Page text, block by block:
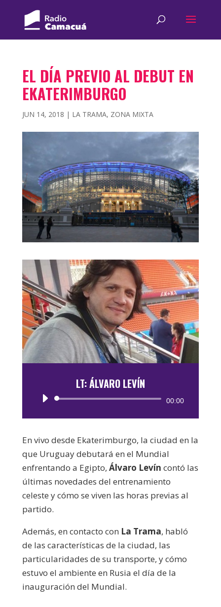
EL DÍA PREVIO AL DEBUT EN
EKATERIMBURGO
JUN 14, 2018 | LA TRAMA, ZONA MIXTA
LT: ÁLVARO LEVÍN
Reproductor
00:00
En vivo desde Ekaterimburgo, la ciudad en la
que Uruguay debutará en el Mundial
enfrentando a Egipto, Álvaro Levín contó las
últimas novedades del entrenamiento
celeste y cómo se viven las horas previas al
partido.
Además, en contacto con La Trama, habló
de las características de la ciudad, las
particularidades de su transporte, y cómo
estuvo el ambiente en Rusia el día de la
inauguración del Mundial.